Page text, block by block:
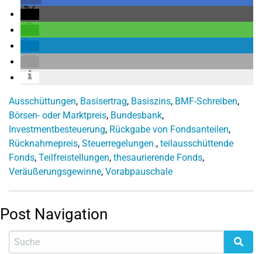
Ausschüttungen, Basisertrag, Basiszins, BMF-Schreiben,
Börsen- oder Marktpreis, Bundesbank,
Investmentbesteuerung, Rückgabe von Fondsanteilen,
Rücknahmepreis, Steuerregelungen., teilausschüttende
Fonds, Teilfreistellungen, thesaurierende Fonds,
Veräußerungsgewinne, Vorabpauschale
Post Navigation